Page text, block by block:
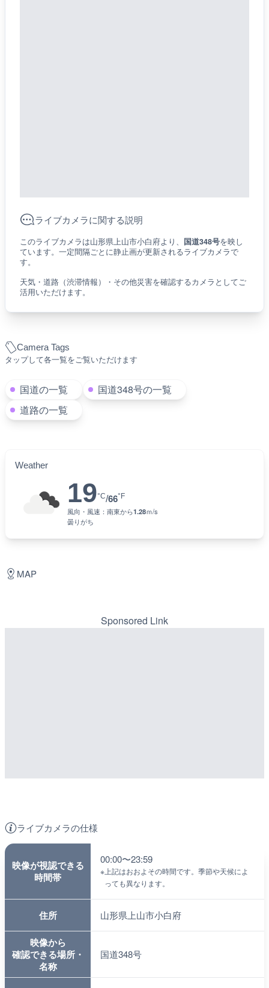
Camera Tags
タップして各一覧をご覧いただけます
国道の一覧
国道348号の一覧
道路の一覧
Weather
19°C/66°F
風向・風速： 南東から1.28ｍ/s
曇りがち
ライブカメラに関する説明
このライブカメラは山形県上山市小白府より、 国道348号を映し
ています。一定間隔ごとに静止画が更新されるライブカメラで
す。
天気・道路（渋滞情報）・その他災害を確認するカメラとしてご
活用いただけます。
ライブカメラの仕様
映像が視認できる
時間帯
00:00〜23:59
※ 上記はおおよその時間です。季節や天候によ
っても異なります。
住所 山形県上山市小白府
映像から
確認できる場所・
名称
国道348号
MAP
Sponsored Link